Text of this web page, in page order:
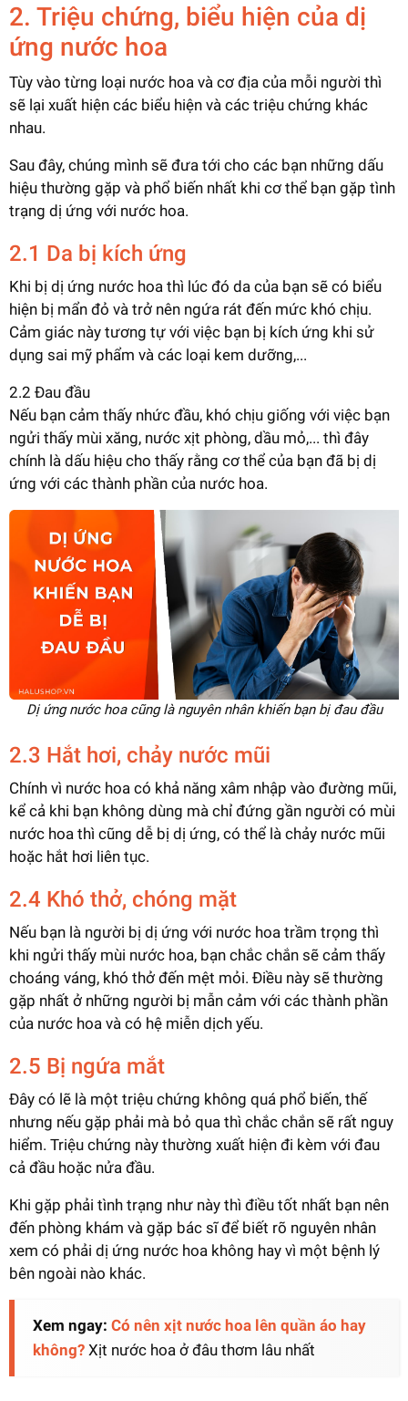
2. Triệu chứng, biểu hiện của dị
ứng nước hoa
Tùy vào từng loại nước hoa và cơ địa của mỗi người thì
sẽ lại xuất hiện các biểu hiện và các triệu chứng khác
nhau.
Sau đây, chúng mình sẽ đưa tới cho các bạn những dấu
hiệu thường gặp và phổ biến nhất khi cơ thể bạn gặp tình
trạng dị ứng với nước hoa.
2.1 Da bị kích ứng
Khi bị dị ứng nước hoa thì lúc đó da của bạn sẽ có biểu
hiện bị mẩn đỏ và trở nên ngứa rát đến mức khó chịu.
Cảm giác này tương tự với việc bạn bị kích ứng khi sử
dụng sai mỹ phẩm và các loại kem dưỡng,...
2.2 Đau đầu
Nếu bạn cảm thấy nhức đầu, khó chịu giống với việc bạn
ngửi thấy mùi xăng, nước xịt phòng, dầu mỏ,... thì đây
chính là dấu hiệu cho thấy rằng cơ thể của bạn đã bị dị
ứng với các thành phần của nước hoa.
Dị ứng nước hoa cũng là nguyên nhân khiến bạn bị đau đầu
2.3 Hắt hơi, chảy nước mũi
Chính vì nước hoa có khả năng xâm nhập vào đường mũi,
kể cả khi bạn không dùng mà chỉ đứng gần người có mùi
nước hoa thì cũng dễ bị dị ứng, có thể là chảy nước mũi
hoặc hắt hơi liên tục.
2.4 Khó thở, chóng mặt
Nếu bạn là người bị dị ứng với nước hoa trầm trọng thì
khi ngửi thấy mùi nước hoa, bạn chắc chắn sẽ cảm thấy
choáng váng, khó thở đến mệt mỏi. Điều này sẽ thường
gặp nhất ở những người bị mẫn cảm với các thành phần
của nước hoa và có hệ miễn dịch yếu.
2.5 Bị ngứa mắt
Đây có lẽ là một triệu chứng không quá phổ biến, thế
nhưng nếu gặp phải mà bỏ qua thì chắc chắn sẽ rất nguy
hiểm. Triệu chứng này thường xuất hiện đi kèm với đau
cả đầu hoặc nửa đầu.
Khi gặp phải tình trạng như này thì điều tốt nhất bạn nên
đến phòng khám và gặp bác sĩ để biết rõ nguyên nhân
xem có phải dị ứng nước hoa không hay vì một bệnh lý
bên ngoài nào khác.
Xem ngay: Có nên xịt nước hoa lên quần áo hay
không? Xịt nước hoa ở đâu thơm lâu nhất